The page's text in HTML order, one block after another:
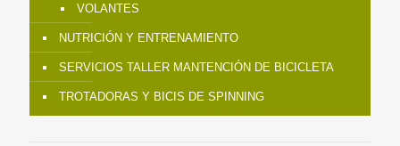
VOLANTES
NUTRICIÓN Y ENTRENAMIENTO
SERVICIOS TALLER MANTENCIÓN DE BICICLETA
TROTADORAS Y BICIS DE SPINNING